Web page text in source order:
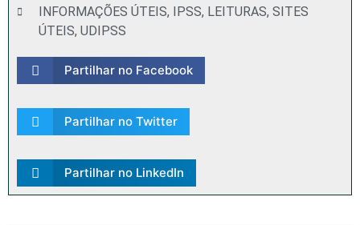
INFORMAÇÕES ÚTEIS, IPSS, LEITURAS, SITES
ÚTEIS, UDIPSS
Partilhar no Facebook
Partilhar no Twitter
Partilhar no LinkedIn